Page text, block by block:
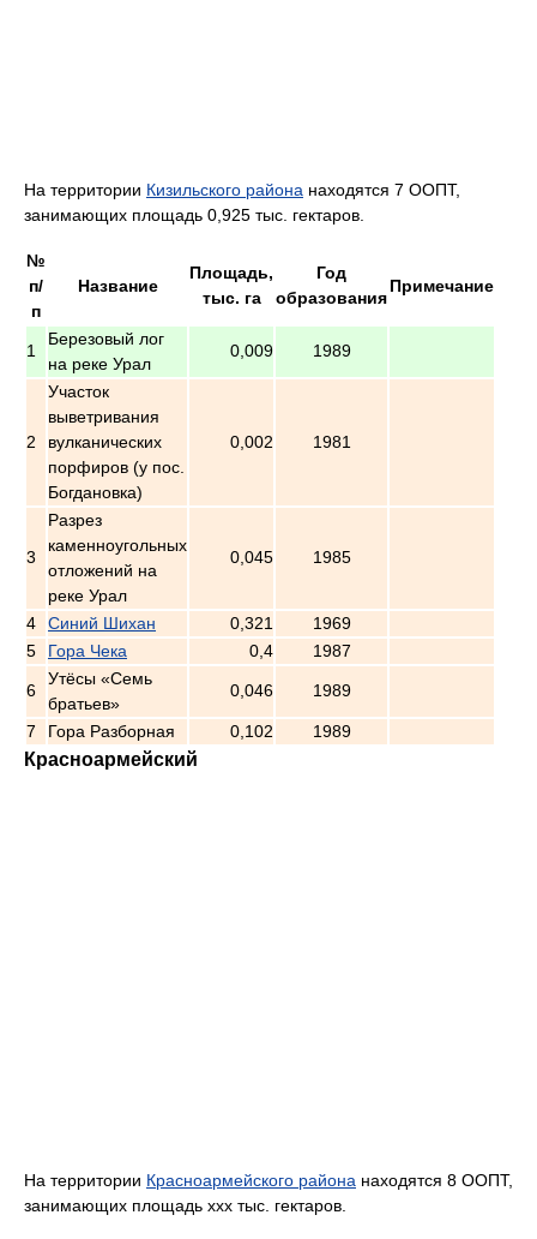
На территории Кизильского района находятся 7 ООПТ,
занимающих площадь 0,925 тыс. гектаров.
№
п/
п
Название
Площадь,
тыс. га
Год
образования
Примечание
1
Березовый лог
на реке Урал
0,009 1989
2
Участок
выветривания
вулканических
порфиров (у пос.
Богдановка)
0,002 1981
3
Разрез
каменноугольных
отложений на
реке Урал
0,045 1985
4 Синий Шихан 0,321
1969
5
Гора Чека 0,4 1987
6
Утёсы «Семь
братьев»
0,046 1989
7 Гора Разборная 0,102 1989
Красноармейский
На территории Красноармейского района находятся 8 ООПТ,
занимающих площадь ххх тыс. гектаров.